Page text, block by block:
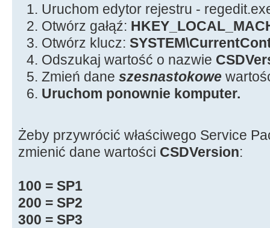
Uruchom edytor rejestru -
Otwórz gałąź:
Otwórz klucz:
Odszukaj wartość o nazwie
Zmień dane szesnastokowe
Uruchom ponownie komputer.
Żeby przywrócić właściwego Service
zmienić dane wartości CSDVersion:
100 = SP1
200 = SP2
300 = SP3